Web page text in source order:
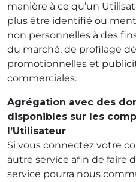
manière à ce qu’un
plus être identifié ou
non personnelles à des
du marché, de profilage
promotionnelles et
commerciales.
Agrégation avec des
disponibles sur les
l’Utilisateur
Si vous connectez votre
autre service afin de faire
service pourra nous